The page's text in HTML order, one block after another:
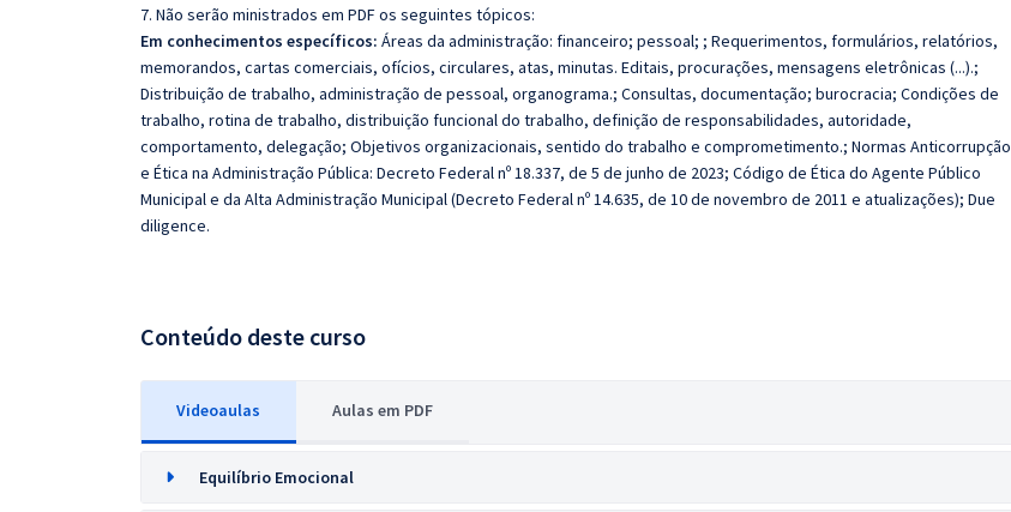
7. Não serão ministrados em PDF os seguintes tópicos:
Em conhecimentos específicos: Áreas da administração: financeiro; pessoal; ; Requerimentos, formulários, relatórios,
memorandos, cartas comerciais, ofícios, circulares, atas, minutas. Editais, procurações, mensagens eletrônicas (...).;
Distribuição de trabalho, administração de pessoal, organograma.; Consultas, documentação; burocracia; Condições de
trabalho, rotina de trabalho, distribuição funcional do trabalho, definição de responsabilidades, autoridade,
comportamento, delegação; Objetivos organizacionais, sentido do trabalho e comprometimento.; Normas Anticorrupção
e Ética na Administração Pública: Decreto Federal nº 18.337, de 5 de junho de 2023; Código de Ética do Agente Público
Municipal e da Alta Administração Municipal (Decreto Federal nº 14.635, de 10 de novembro de 2011 e atualizações); Due
diligence.
Conteúdo deste curso
Videoaulas Aulas em PDF
Equilíbrio Emocional